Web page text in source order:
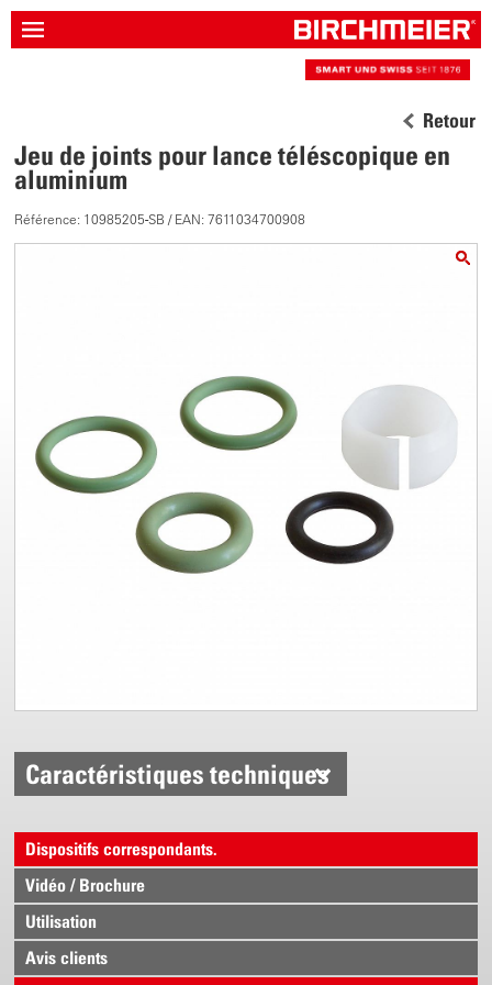
Retour
Jeu de joints pour lance téléscopique en
aluminium
Référence: 10985205-SB / EAN: 7611034700908
Caractéristiques techniques
Dispositifs correspondants.
Vidéo / Brochure
Utilisation
Avis clients